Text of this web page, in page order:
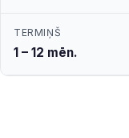
TERMIŅŠ
1 – 12 mēn.